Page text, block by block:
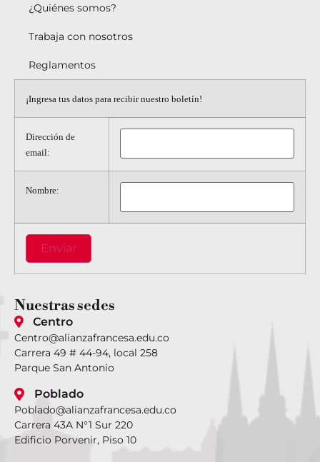
¿Quiénes somos?
Trabaja con nosotros
Reglamentos
¡Ingresa tus datos para recibir nuestro boletín!
Dirección de
email:
Nombre:
Nuestrassedes
Centro
Centro@alianzafrancesa.edu.co
Carrera 49 # 44-94, local 258
Parque San Antonio
Poblado
Poblado@alianzafrancesa.edu.co
Carrera 43A N°1 Sur 220
Edificio Porvenir, Piso 10